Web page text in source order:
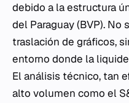
debido a la estructura
del Paraguay (BVP). No
traslación de gráficos,
entorno donde la
El análisis técnico, tan
alto volumen como el